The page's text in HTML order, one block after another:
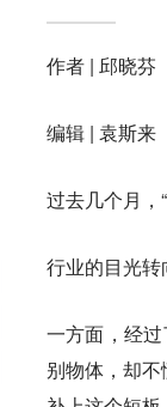
作者 | 邱晓芬
编辑 | 袁斯来
过去几个月，
行业的目光转
一方面，经
别物体，却不